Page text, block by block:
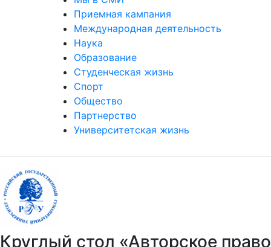
Приемная кампания
Международная деятельность
Наука
Образование
Студенческая жизнь
Спорт
Общество
Партнерство
Университетская жизнь
Круглый стол «Авторское право